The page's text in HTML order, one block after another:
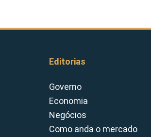
Editorias
Governo
Economia
Negócios
Como anda o mercado